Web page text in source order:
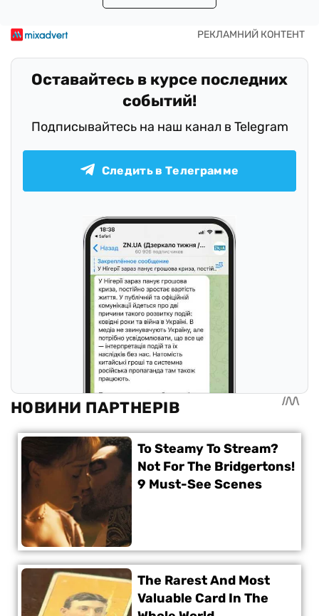
Оставайтесь в курсе последних
событий!
Подписывайтесь на наш канал в Telegram
Следить в Телеграмме